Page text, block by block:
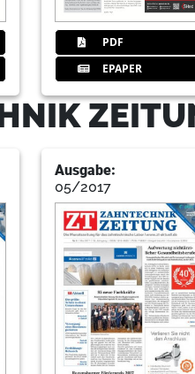
PDF
EPAPER
Ausgabe:
05/2017